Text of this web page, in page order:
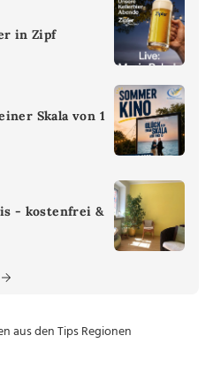
in Zipf
Skala von 1
- kostenfrei &